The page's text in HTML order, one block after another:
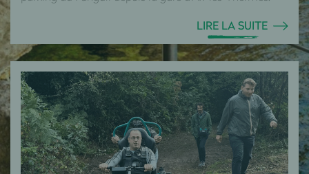
LIRE LA SUITE